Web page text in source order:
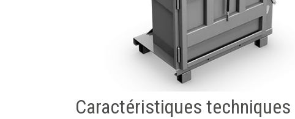
Caractéristiques techniques